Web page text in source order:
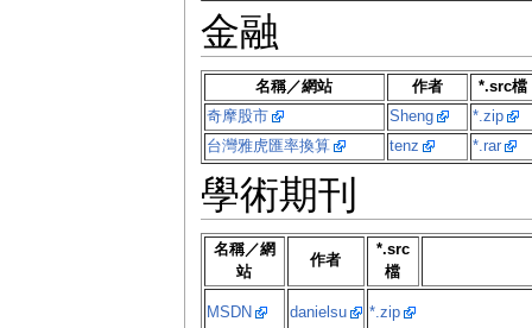
金融
名稱／網站 作者
*.src檔
奇摩股市
Sheng
*.zip
台灣雅虎匯率換算
tenz *.rar
學術期刊
名稱／網
站
作者
*.src
檔
MSDN danielsu *.zip